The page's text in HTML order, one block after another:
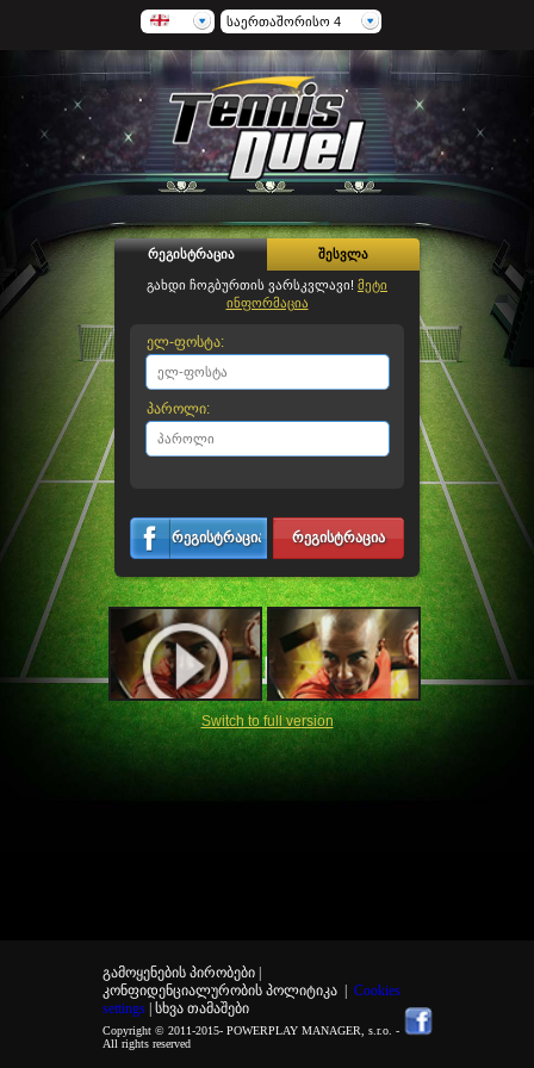
საერთაშორისო 4
რეგისტრაცია შესვლა
გახდი ჩოგბურთის ვარსკვლავი! მეტი
ინფორმაცია
ელ-ფოსტა:
პაროლი:
რეგისტრაცია რეგისტრაცია
Switch to full version
გამოყენების პირობები |
კონფიდენციალურობის პოლიტიკა| Cookies
settings
| სხვა თამაშები
Copyright © 2011-2015- POWERPLAY MANAGER, s.r.o. -
All rights reserved